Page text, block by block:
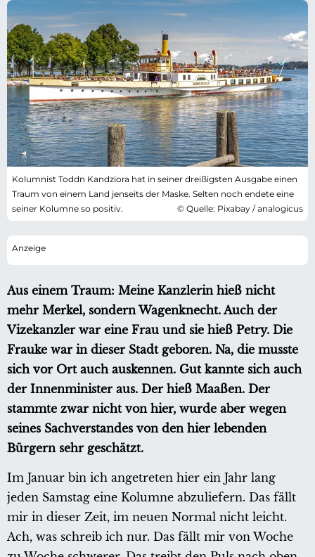
Kolumnist Toddn Kandziora hat in seiner dreißigsten Ausgabe einen
Traum von einem Land jenseits der Maske. Selten noch endete eine
seiner Kolumne so positiv.
© Quelle: Pixabay / analogicus
Aus einem Traum: Meine Kanzlerin hieß nicht
mehr Merkel, sondern Wagenknecht. Auch der
Vizekanzler war eine Frau und sie hieß Petry. Die
Frauke war in dieser Stadt geboren. Na, die musste
sich vor Ort auch auskennen. Gut kannte sich auch
der Innenminister aus. Der hieß Maaßen. Der
stammte zwar nicht von hier, wurde aber wegen
seines Sachverstandes von den hier lebenden
Bürgern sehr geschätzt.
Im Januar bin ich angetreten hier ein Jahr lang
jeden Samstag eine Kolumne abzuliefern. Das fällt
mir in dieser Zeit, im neuen Normal nicht leicht.
Ach, was schreib ich nur. Das fällt mir von Woche